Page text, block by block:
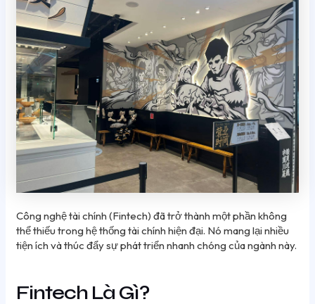
Công nghệ tài chính (Fintech) đã trở thành một phần không
thể thiếu trong hệ thống tài chính hiện đại. Nó mang lại nhiều
tiện ích và thúc đẩy sự phát triển nhanh chóng của ngành này.
Fintech Là Gì?